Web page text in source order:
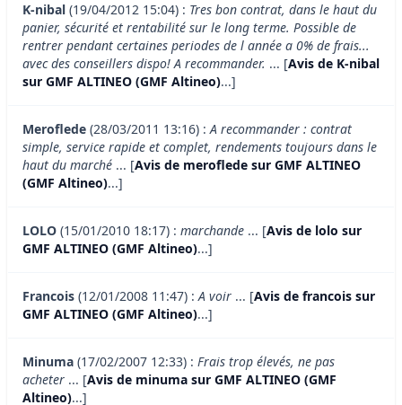
K-nibal (19/04/2012 15:04) : Tres bon contrat, dans le haut du
panier, sécurité et rentabilité sur le long terme. Possible de
rentrer pendant certaines periodes de l année a 0% de frais...
avec des conseillers dispo! A recommander. ... [Avis de K-nibal
sur GMF ALTINEO (GMF Altineo)...]
Meroflede (28/03/2011 13:16) :A recommander : contrat
simple, service rapide et complet, rendements toujours dans le
haut du marché ... [Avis de meroflede sur GMF ALTINEO
(GMF Altineo)...]
LOLO (15/01/2010 18:17) : marchande ... [Avis de lolo sur
GMF ALTINEO (GMF Altineo)...]
Francois (12/01/2008 11:47) :A voir ... [Avis de francois sur
GMF ALTINEO (GMF Altineo)...]
Minuma (17/02/2007 12:33) : Frais trop élevés, ne pas
acheter ... [Avis de minuma sur GMF ALTINEO (GMF
Altineo)...]